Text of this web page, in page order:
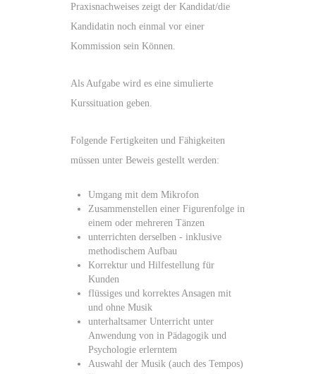
Praxisnachweises zeigt der Kandidat/die
Kandidatin noch einmal vor einer
Kommission sein Können.
Als Aufgabe wird es eine simulierte
Kurssituation geben.
Folgende Fertigkeiten und Fähigkeiten
müssen unter Beweis gestellt werden:
Umgang mit dem Mikrofon
Zusammenstellen einer Figurenfolge in
einem oder mehreren Tänzen
unterrichten derselben - inklusive
methodischem Aufbau
Korrektur und Hilfestellung für
Kunden
flüssiges und korrektes Ansagen mit
und ohne Musik
unterhaltsamer Unterricht unter
Anwendung von in Pädagogik und
Psychologie erlerntem
Auswahl der Musik (auch des Tempos)